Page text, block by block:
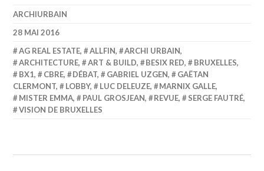
ARCHIURBAIN
28 MAI 2016
AG REAL ESTATE, ALLFIN, ARCHI URBAIN,
ARCHITECTURE, ART & BUILD, BESIX RED, BRUXELLES,
BX1, CBRE, DÉBAT, GABRIEL UZGEN,
GAËTAN
CLERMONT, LOBBY, LUC DELEUZE, MARNIX GALLE,
MISTER EMMA, PAUL GROSJEAN, REVUE, SERGE FAUTRÉ,
VISION DE BRUXELLES